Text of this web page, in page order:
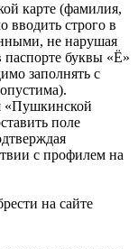
карте (фамилия,
вводить строго в
не нарушая
буквы «Ё»
заполнять с
«Пушкинской
поле
с профилем на
на сайте